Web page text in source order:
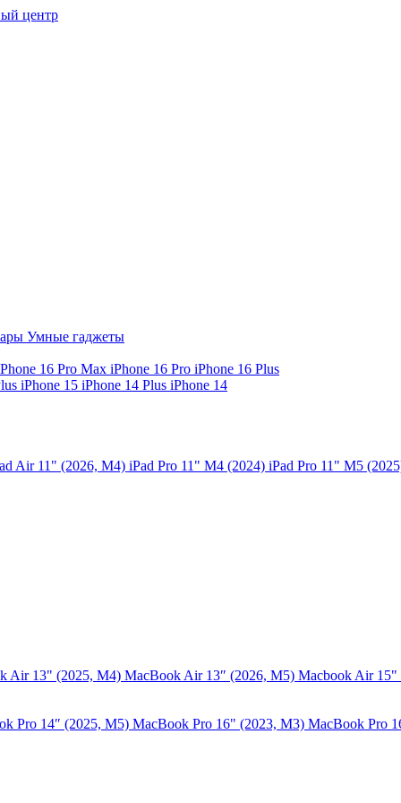
центр
Умные гаджеты
16 Pro Max iPhone 16 Pro iPhone 16 Plus
iPhone 15 iPhone 14 Plus iPhone 14
Air 11" (2026, M4) iPad Pro 11" M4 (2024) iPad Pro 11" M5
Air 13" (2025, M4) MacBook Air 13″ (2026, M5) Macbook Air 15"
Pro 14″ (2025, M5) MacBook Pro 16" (2023, M3) MacBook Pro